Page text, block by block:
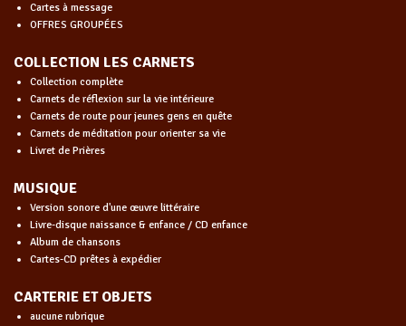
Cartes à message
OFFRES GROUPÉES
COLLECTION LES CARNETS
Collection complète
Carnets de réflexion sur la vie intérieure
Carnets de route pour jeunes gens en quête
Carnets de méditation pour orienter sa vie
Livret de Prières
MUSIQUE
Version sonore d'une œuvre littéraire
Livre-disque naissance & enfance / CD enfance
Album de chansons
Cartes-CD prêtes à expédier
CARTERIE ET OBJETS
aucune rubrique